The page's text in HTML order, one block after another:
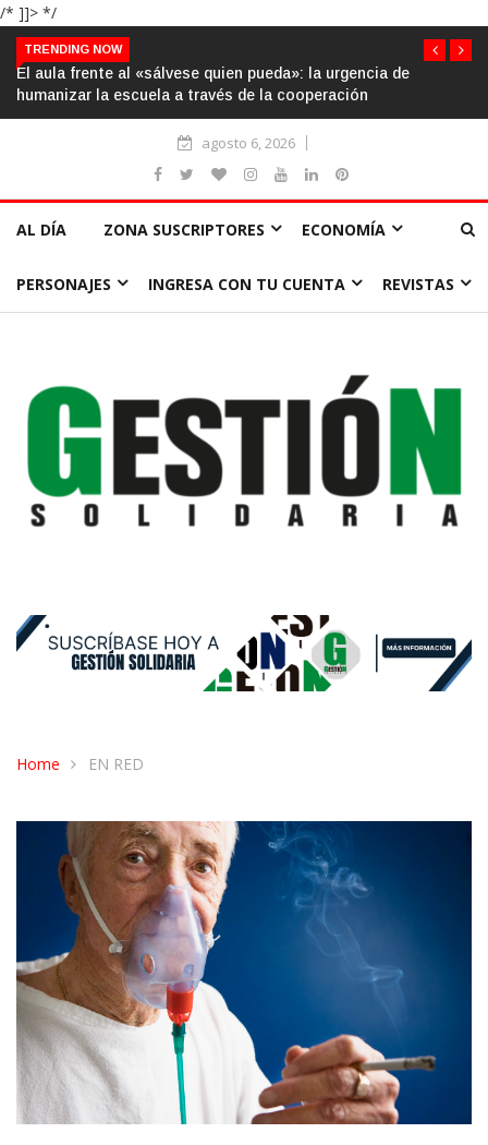
/* ]]> */
TRENDING NOW
El aula frente al «sálvese quien pueda»: la urgencia de
humanizar la escuela a través de la cooperación
agosto 6, 2026
AL DÍA ZONA SUSCRIPTORES ECONOMÍA
PERSONAJES INGRESA CON TU CUENTA REVISTAS
Home EN RED